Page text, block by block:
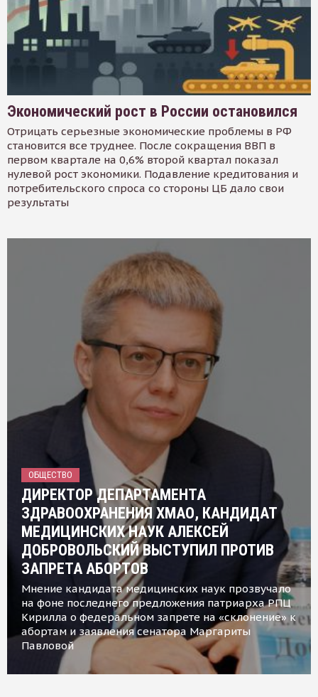
Экономический рост в России остановился
Отрицать серьезные экономические проблемы в РФ
становится все труднее. После сокращения ВВП в
первом квартале на 0,6% второй квартал показал
нулевой рост экономики. Подавление кредитования и
потребительского спроса со стороны ЦБ дало свои
результаты
ОБЩЕСТВО
ДИРЕКТОР ДЕПАРТАМЕНТА
ЗДРАВООХРАНЕНИЯ ХМАО, КАНДИДАТ
МЕДИЦИНСКИХ НАУК АЛЕКСЕЙ
ДОБРОВОЛЬСКИЙ ВЫСТУПИЛ ПРОТИВ
ЗАПРЕТА АБОРТОВ
Мнение кандидата медицинских наук прозвучало
на фоне последнего предложения патриарха РПЦ
Кирилла о федеральном запрете на «склонение» к
абортам и заявления сенатора Маргариты
Павловой